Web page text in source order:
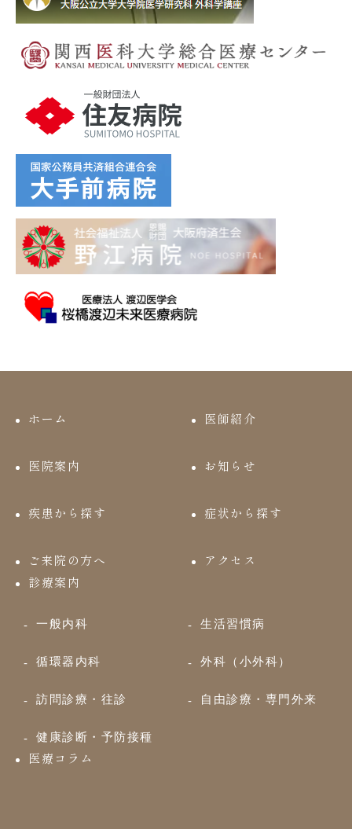
ホーム 医師紹介
医院案内 お知らせ
疾患から探す 症状から探す
ご来院の方へ
アクセス
診療案内
一般内科 生活習慣病
循環器内科 外科（小外科）
訪問診療・往診 自由診療・専門外来
健康診断・予防接種
医療コラム